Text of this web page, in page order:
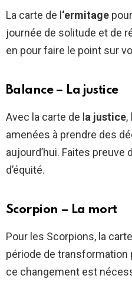
La carte de l‘ermitage
journée de solitude et de
en pour faire le point sur
Balance – La justice
Avec la carte de la justice,
amenées à prendre des
aujourd’hui. Faites
d’équité.
Scorpion – La mort
Pour les Scorpions, la
période de transformation
ce changement est